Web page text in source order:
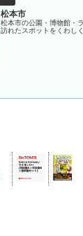
松本市
松本市の公園・博物館・
訪れたスポットをくわし